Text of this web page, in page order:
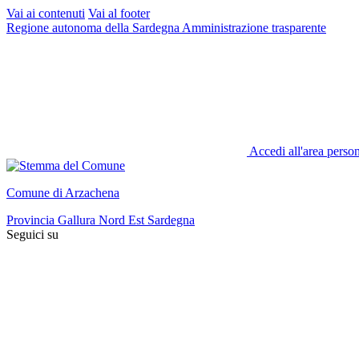
Vai ai contenuti Vai al footer
Regione autonoma della Sardegna Amministrazione trasparente
Accedi all'area
Comune di Arzachena
Provincia Gallura Nord Est Sardegna
Seguici su